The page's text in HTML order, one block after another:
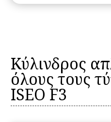
Kύλινδρος
όλους τους
ISEO F3